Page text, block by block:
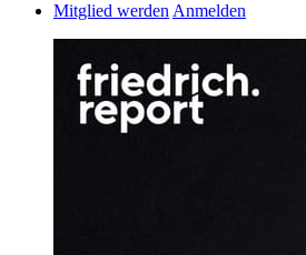
Mitglied werden Anmelden